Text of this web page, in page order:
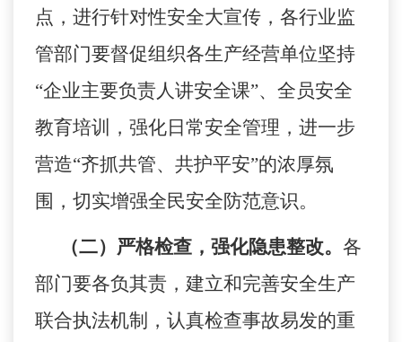
点，进行针对性安全大宣传，各行业监
管部门要督促组织各生产经营单位坚持
“企业主要负责人讲安全课”、全员安全
教育培训，强化日常安全管理，进一步
营造“齐抓共管、共护平安”的浓厚氛
围，切实增强全民安全防范意识。
（二）严格检查，强化隐患整改。 各
部门要各负其责，建立和完善安全生产
联合执法机制，认真检查事故易发的重